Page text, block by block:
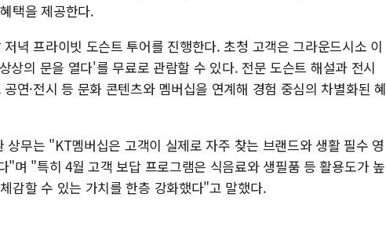
택을 제공한다.
녁 프라이빗 도슨트 투어를 진행한다. 초청 고객은 그라운드시소 이
상의 문을 열다'를 무료로 관람할 수 있다. 전문 도슨트 해설과 전시
연·전시 등 문화 콘텐츠와 멤버십을 연계해 경험 중심의 차별화된 혜
무는 "KT멤버십은 고객이 실제로 자주 찾는 브랜드와 생활 필수 영
"며 "특히 4월 고객 보답 프로그램은 식음료와 생필품 등 활용도가 높
감할 수 있는 가치를 한층 강화했다"고 말했다.